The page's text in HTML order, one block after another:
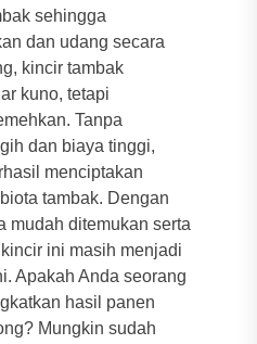
sehingga
dan udang secara
kincir tambak
kuno, tetapi
Tanpa
dan biaya tinggi,
menciptakan
tambak. Dengan
mudah ditemukan serta
ini masih menjadi
Apakah Anda seorang
hasil panen
Mungkin sudah